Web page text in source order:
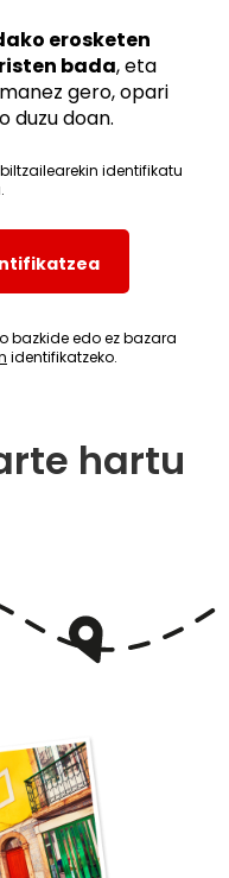
erosketen
bada, eta
gero, opari
duzu doan.
identifikatu
bazkide edo ez bazara
identifikatzeko.
hartu